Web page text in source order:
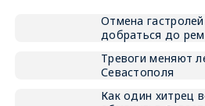
Отмена
добраться до
Тревоги меняют
Севастополя
Как один хитрец